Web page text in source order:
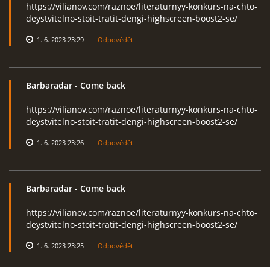
https://vilianov.com/raznoe/literaturnyy-konkurs-na-chto-
deystvitelno-stoit-tratit-dengi-highscreen-boost2-se/
1. 6. 2023 23:29 Odpovědět
Barbaradar - Come back
https://vilianov.com/raznoe/literaturnyy-konkurs-na-chto-
deystvitelno-stoit-tratit-dengi-highscreen-boost2-se/
1. 6. 2023 23:26 Odpovědět
Barbaradar - Come back
https://vilianov.com/raznoe/literaturnyy-konkurs-na-chto-
deystvitelno-stoit-tratit-dengi-highscreen-boost2-se/
1. 6. 2023 23:25 Odpovědět